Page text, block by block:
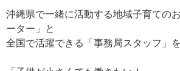
沖縄県で一緒に活動する地域子育ての
ーター」と
全国で活躍できる「事務局スタッフ」